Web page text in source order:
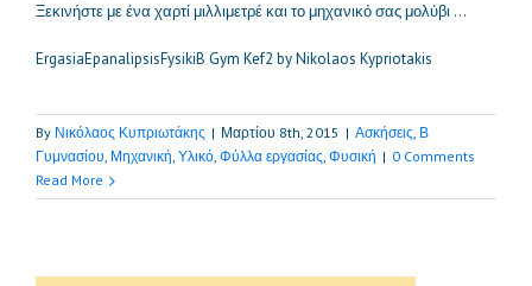
Ξεκινήστε με ένα χαρτί μιλλιμετρέ και το μηχανικό σας μολύβι …
ErgasiaEpanalipsisFysikiB Gym Kef2 by Nikolaos Kypriotakis
By Νικόλαος Κυπριωτάκης | Μαρτίου 8th, 2015 | Ασκήσεις, Β
Γυμνασίου, Μηχανική, Υλικό, Φύλλα εργασίας, Φυσική | 0 Comments
Read More